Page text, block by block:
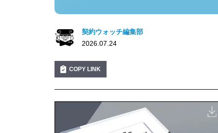
契約ウォッチ編集部
2026.07.24
COPY LINK